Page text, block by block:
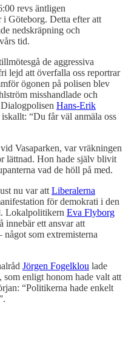
revs äntligen
i Göteborg. Detta efter att
nedskräpning och
tid.
de aggressiva
lejd att överfalla oss reportrar
ögonen på polisen blev
misshandlade och
Hans-Erik
“Du får väl anmäla oss
Vasaparken, var vräkningen
lättnad. Hon hade själv blivit
vad de höll på med.
nu var att Liberalerna
för demokrati i den
Lokalpolitikern Eva Flyborg
innebär ett ansvar att
något som extremisterna
Jörgen Fogelklou lade
som enligt honom hade valt att
“Politikerna hade enkelt